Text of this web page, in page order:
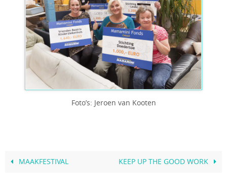
Foto’s: Jeroen van Kooten
MAAKFESTIVAL KEEP UP THE GOOD WORK